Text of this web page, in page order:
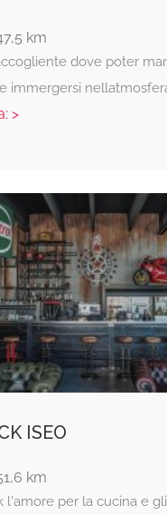
km
dove poter
immergersi
>
ISEO
km
l'amore per la cucina e